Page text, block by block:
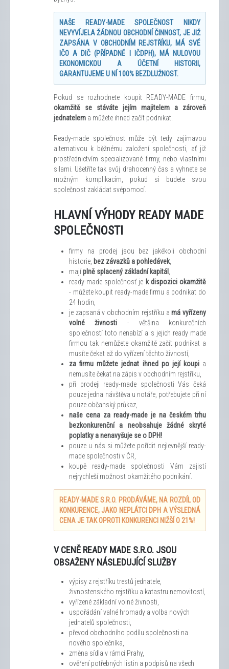
NAŠE READY-MADE SPOLEČNOST NIKDY
NEVYVÍJELA ŽÁDNOU OBCHODNÍ ČINNOST, JE JIŽ
ZAPSÁNA V OBCHODNÍM REJSTŘÍKU, MÁ SVÉ
IČO A DIČ (PŘÍPADNĚ I IČDPH), MÁ NULOVOU
EKONOMICKOU A ÚČETNÍ HISTORII,
GARANTUJEME U NÍ 100% BEZDLUŽNOST.
Pokud se rozhodnete koupit READY-MADE firmu,
okamžitě se stáváte jejím majitelem a zároveň
jednatelem a můžete ihned začít podnikat.
Ready-made společnost může být tedy zajímavou
alternativou k běžnému založení společnosti, ať již
prostřednictvím specializované firmy, nebo vlastními
silami. Ušetříte tak svůj drahocenný čas a vyhnete se
možným komplikacím, pokud si budete svou
společnost zakládat svépomocí.
HLAVNÍ VÝHODY READY MADE
SPOLEČNOSTI
firmy na prodej jsou bez jakékoli obchodní
historie, bez závazků a pohledávek,
majíplně splacený základní kapitál
ready-made společnosť je k dispozici okamžitě
- můžete koupit ready-made firmu a podnikat do
24 hodin,
je zapsaná v obchodním rejstříku amá vyřízeny
volné živnosti - většina konkurečních
společností toto nenabízí a s jejich ready made
firmou tak nemůžete okamžitě začít podnikat a
musíte čekat až do vyřízení těchto živností,
za firmu můžete jednat ihned po její koupia
nemusíte čekat na zápis v obchodním rejstříku,
při prodeji ready-made společnosti Vás čeká
pouze jedna návštěva u notáře, potřebujete při ní
pouze občanský průkaz,
naše cena za ready-made je na českém trhu
bezkonkurenční a neobsahuje žádné skryté
poplatky a nenavyšuje se o DPH!
pouze u nás si můžete pořídit nejlevnější ready-
made společnosti v ČR,
koupě ready-made společnosti Vám zajistí
nejrychleší možnost okamžitého podnikání.
READY-MADE S.R.O. PRODÁVÁME, NA ROZDÍL OD
KONKURENCE, JAKO NEPLÁTCI DPH A VÝSLEDNÁ
CENA JE TAK OPROTI KONKURENCI NIŽŠÍ O 21%!
V CENĚ READY MADE S.R.O. JSOU
OBSAŽENY NÁSLEDUJÍCÍ SLUŽBY
výpisy z rejstříku trestů jednatele,
živnostenského rejstříku a katastru nemovitostí,
vyřízené základní volné živnosti,
uspořádání valné hromady a volba nových
jednatelů společnosti,
převod obchodního podílu společnosti na
nového společníka,
změna sídla v rámci Prahy,
ověření potřebných listin a podpisů na všech